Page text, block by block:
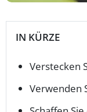
IN KÜRZE
Verstecken
Verwenden